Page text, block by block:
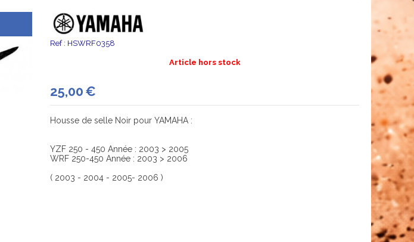
Ref : HSWRF0358
25,00€
Article hors stock
Housse de selle Noir pour YAMAHA :
YZF 250 - 450 Année : 2003 > 2005
WRF 250-450 Année : 2003 > 2006
( 2003 - 2004 - 2005- 2006 )